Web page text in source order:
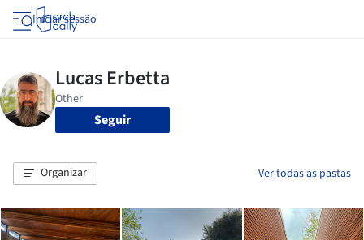
Iniciar sessão
Seguir
Organizar Ver todas as pastas